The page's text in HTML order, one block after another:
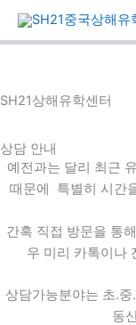
건
기
SH21상해유학센터
상담 안내
예전과는 달리 최근
때문에 특별히 시간
간혹 직접 방문을 통
우 미리 카톡이나
상담가능분야는 초.
동